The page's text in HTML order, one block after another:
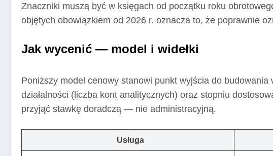
Znaczniki muszą być w księgach od początku roku
objętych obowiązkiem od 2026 r. oznacza to, że poprawnie
Jak wycenić — model i widełki
Poniższy model cenowy stanowi punkt wyjścia do
działalności (liczba kont analitycznych) oraz stopniu
przyjąć stawkę doradczą — nie administracyjną.
Usługa